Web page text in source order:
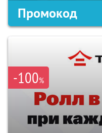
Промокод
-100%